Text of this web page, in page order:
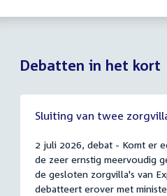
Debatten in het kort
Sluiting van twee
2 juli 2026, debat - Komt er
de zeer ernstig meervoudig
de gesloten zorgvilla's van
debatteert erover met